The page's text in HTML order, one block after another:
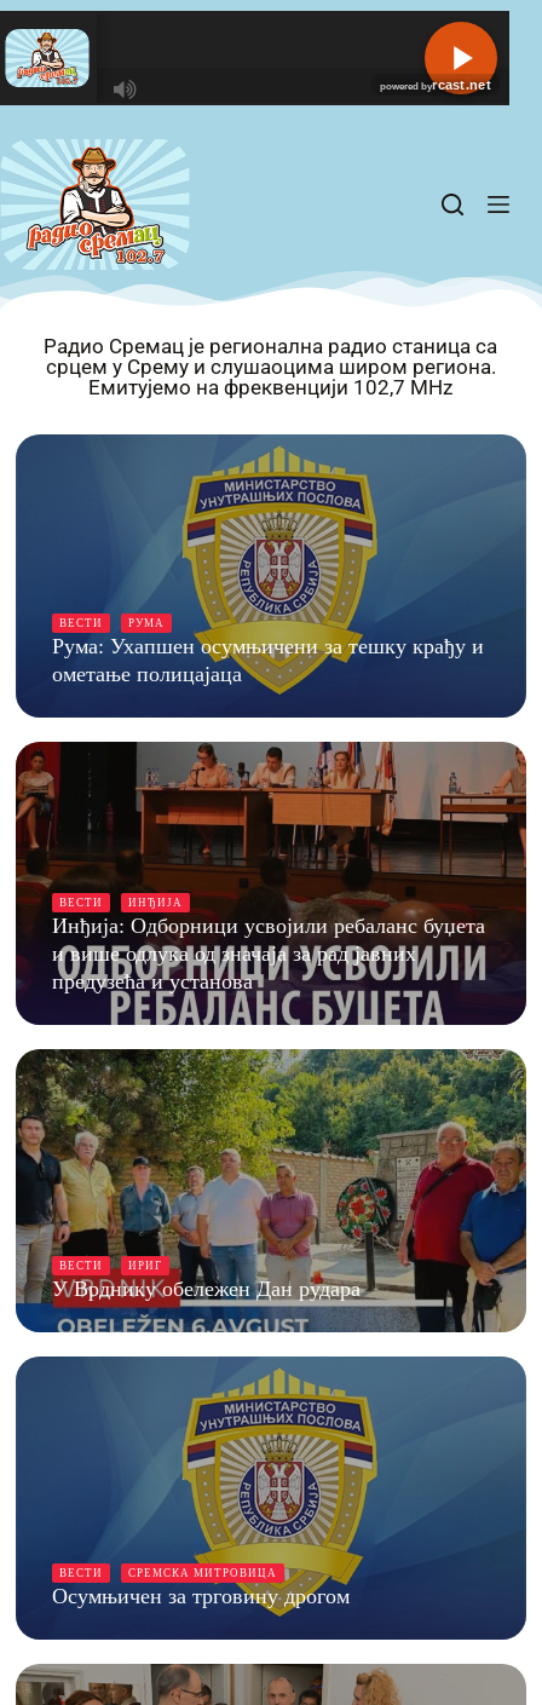
C
A
S
T
.
N
T
Радио Сремац је регионална радио станица са
срцем у Срему и слушаоцима широм региона.
Емитујемо на фреквенцији 102,7 MHz
ВЕСТИ РУМА
Рума: Ухапшен осумњичени за тешку крађу и
ометање полицајаца
ВЕСТИ ИНЂИЈА
Инђија: Одборници усвојили ребаланс буџета
и више одлука од значаја за рад јавних
предузећа и установа
ВЕСТИ ИРИГ
У Врднику обележен Дан рудара
ВЕСТИ СРЕМСКА МИТРОВИЦА
Осумњичен за трговину дрогом